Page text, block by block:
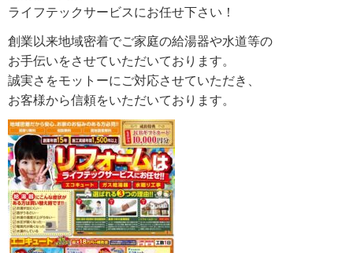
ライフテックサービスにお任せ下さい！
創業以来地域密着でご家庭の給湯器や水道等の
お手伝いをさせていただいております。
誠実さをモットーにご対応させていただき、
お客様から信頼をいただいております。